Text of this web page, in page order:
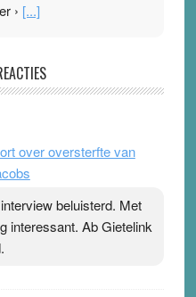
› [...]
hartslag te verlagen
Daarop heeft zo’n
‘makkelijker te
›[...]
over oversterfte van
beluisterd. Met
interessant. Ab Gietelink